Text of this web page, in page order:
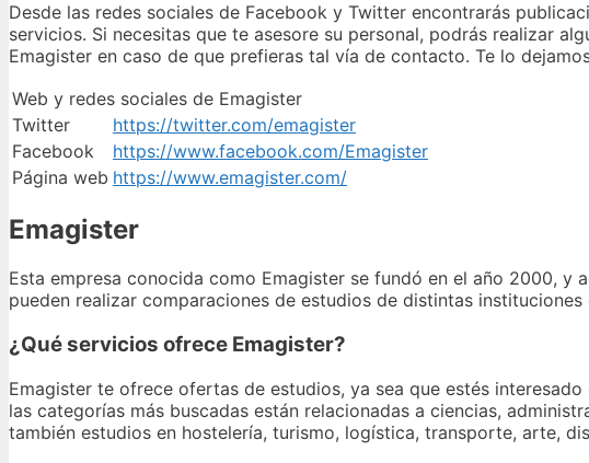
Desde las redes sociales de Facebook y Twitter encontrarás
servicios. Si necesitas que te asesore su personal, podrás realizar
Emagister en caso de que prefieras tal vía de contacto. Te lo
Web y redes sociales de Emagister
Twitter
https://twitter.com/emagister
Facebook
https://www.facebook.com/Emagister
Página web https://www.emagister.com/
Emagister
Esta empresa conocida como Emagister se fundó en el año 2000, y
pueden realizar comparaciones de estudios de distintas
¿Qué servicios ofrece Emagister?
Emagister te ofrece ofertas de estudios, ya sea que estés
las categorías más buscadas están relacionadas a ciencias,
también estudios en hostelería, turismo, logística, transporte, arte,